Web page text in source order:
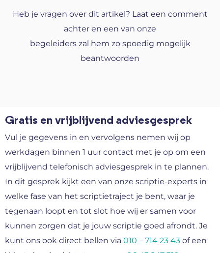
Heb je vragen over dit artikel? Laat een comment
achter en een van onze
begeleiders zal hem zo spoedig mogelijk
beantwoorden
Gratis en vrijblijvend adviesgesprek
Vul je gegevens in en vervolgens nemen wij op
werkdagen binnen 1 uur contact met je op om een
vrijblijvend telefonisch adviesgesprek in te plannen.
In dit gesprek kijkt een van onze scriptie-experts in
welke fase van het scriptietraject je bent, waar je
tegenaan loopt en tot slot hoe wij er samen voor
kunnen zorgen dat je jouw scriptie goed afrondt. Je
kunt ons ook direct bellen via 010 – 714 23 43 of een